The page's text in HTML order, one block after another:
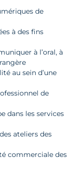
de
à des fins
à l’oral, à
au sein d’une
de
dans les services
ateliers des
commerciale des